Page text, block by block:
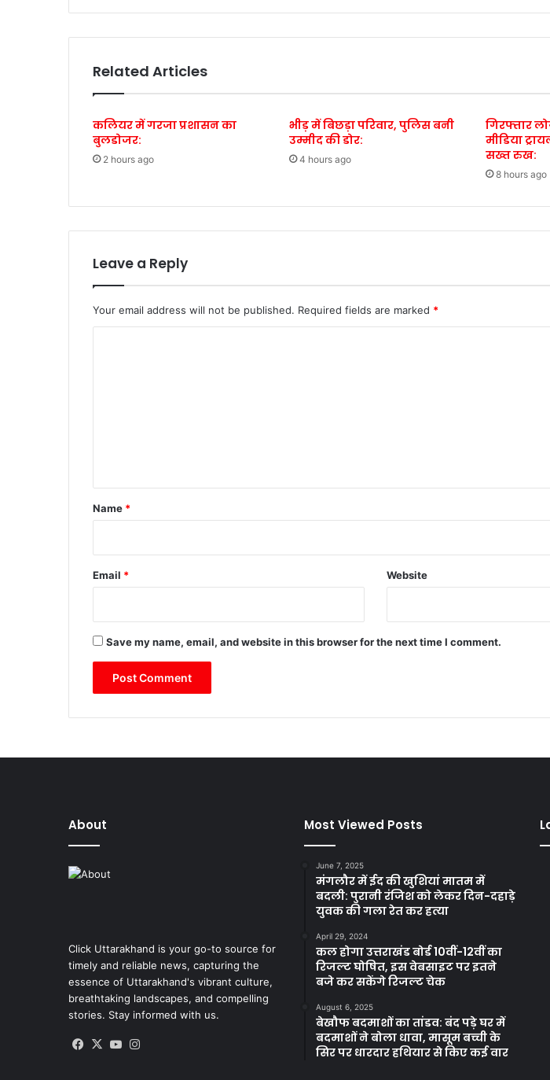
Related Articles
कलियर में गरजा प्रशासन का
बुलडोजर:
2 hours ago
भीड़ में बिछड़ा परिवार, पुलिस बनी
उम्मीद की डोर:
4 hours ago
गिरफ्तार
मीडिया
सख्त रुख:
8 hours ago
Leave a Reply
Your email address will not be published. Required fields are marked *
*
Name *
Email * Website
Save my name, email, and website in this browser for the next time I comment.
About
Click Uttarakhand is your go-to source for
timely and reliable news, capturing the
essence of Uttarakhand's vibrant culture,
breathtaking landscapes, and compelling
stories. Stay informed with us.
Facebook
X YouTube
Most Viewed Posts
June 7, 2025
मंगलौर में ईद की खुशियां मातम में
बदली: पुरानी रंजिश को लेकर दिन-दहाड़े
युवक की गला रेत कर हत्या
April 29, 2024
कल होगा उत्तराखंड बोर्ड 10वीं-12वीं का
रिजल्ट घोषित, इस वेबसाइट पर इतने
बजे कर सकेंगे रिजल्ट चेक
August 6, 2025
बेखौफ बदमाशों का तांडव: बंद पड़े घर में
बदमाशों ने बोला धावा, मासूम बच्ची के
सिर पर धारदार हथियार से किए कई वार